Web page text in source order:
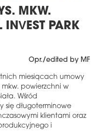
MKW.
PARK
Opr./edited by MF
miesiącach umowy
powierzchni w
Wśród
się długoterminowe
klientami oraz
i